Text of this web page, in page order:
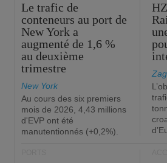
Le trafic de
conteneurs au port de
New York a
augmenté de 1,6 %
au deuxième
trimestre
New York
Au cours des six premiers
mois de 2026, 4,43 millions
d'EVP ont été
manutentionnés (+0,2%).